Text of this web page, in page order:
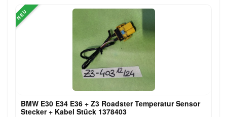
NEU
BMW E30 E34 E36 + Z3 Roadster Temperatur Sensor
Stecker + Kabel Stück 1378403